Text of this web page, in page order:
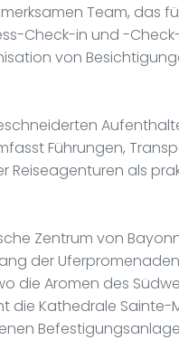
Team, das
Check-in und -
von
Führungen,
Reiseagenturen als
Zentrum von
der
die Aromen des
die Kathedrale Sainte-